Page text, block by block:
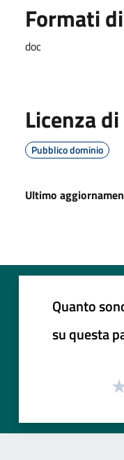
Formati
doc
Licenza
Pubblico dominio
Ultimo
Quanto
su questa